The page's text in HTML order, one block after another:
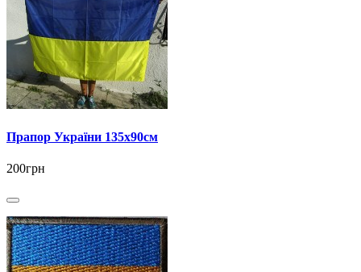
Прапор України 135х90см
200грн